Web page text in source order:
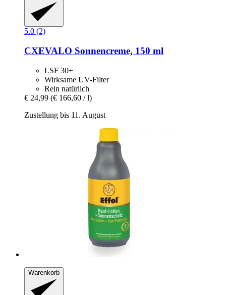
5.0 (2)
CXEVALO Sonnencreme, 150 ml
LSF 30+
Wirksame UV-Filter
Rein natürlich
€ 24,99 (€ 166,60 / l)
Zustellung bis 11. August
Warenkorb